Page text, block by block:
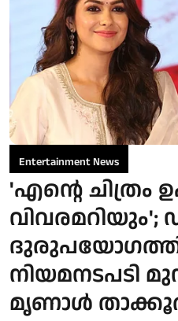
Entertainment News
'എന്റെ ചിത്രം
വിവരമറിയും';
നിയമനടപടി
മൃണാൾ